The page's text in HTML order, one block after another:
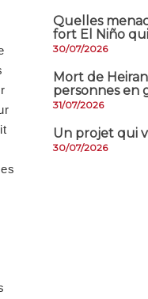
Quelles
fort El Niño qui
30/07/2026
Mort de
personnes en
31/07/2026
Un projet qui
30/07/2026